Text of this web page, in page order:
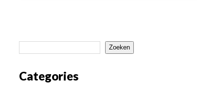
Zoeken
Categories